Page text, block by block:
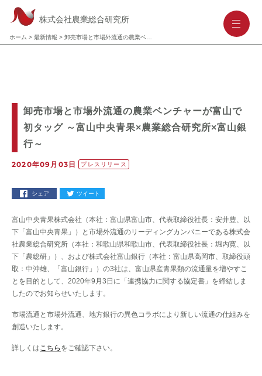
株式会社農業総合研究所
ホーム > 最新情報 >
--
卸売市場と市場外流通の農業ベンチャーが富山で
初タッグ ～富山中央青果×農業総合研究所×富山銀
行～
2020年09月03日 プレスリリース
シェア ツイート
富山中央青果株式会社（本社：富山県富山市、代表取締役社長：安井豊、以
下「富山中央青果」）と市場外流通のリーディングカンパニーである株式会
社農業総合研究所（本社：和歌山県和歌山市、代表取締役社長：堀内寛、以
下「農総研」）、および株式会社富山銀行（本社：富山県高岡市、取締役頭
取：中沖雄、「富山銀行」）の3社は、富山県産青果類の流通量を増やすこ
とを目的として、2020年9月3日に「連携協力に関する協定書」を締結しま
したのでお知らせいたします。
市場流通と市場外流通、地方銀行の異色コラボにより新しい流通の仕組みを
創造いたします。
詳しくはこちら をご確認下さい。